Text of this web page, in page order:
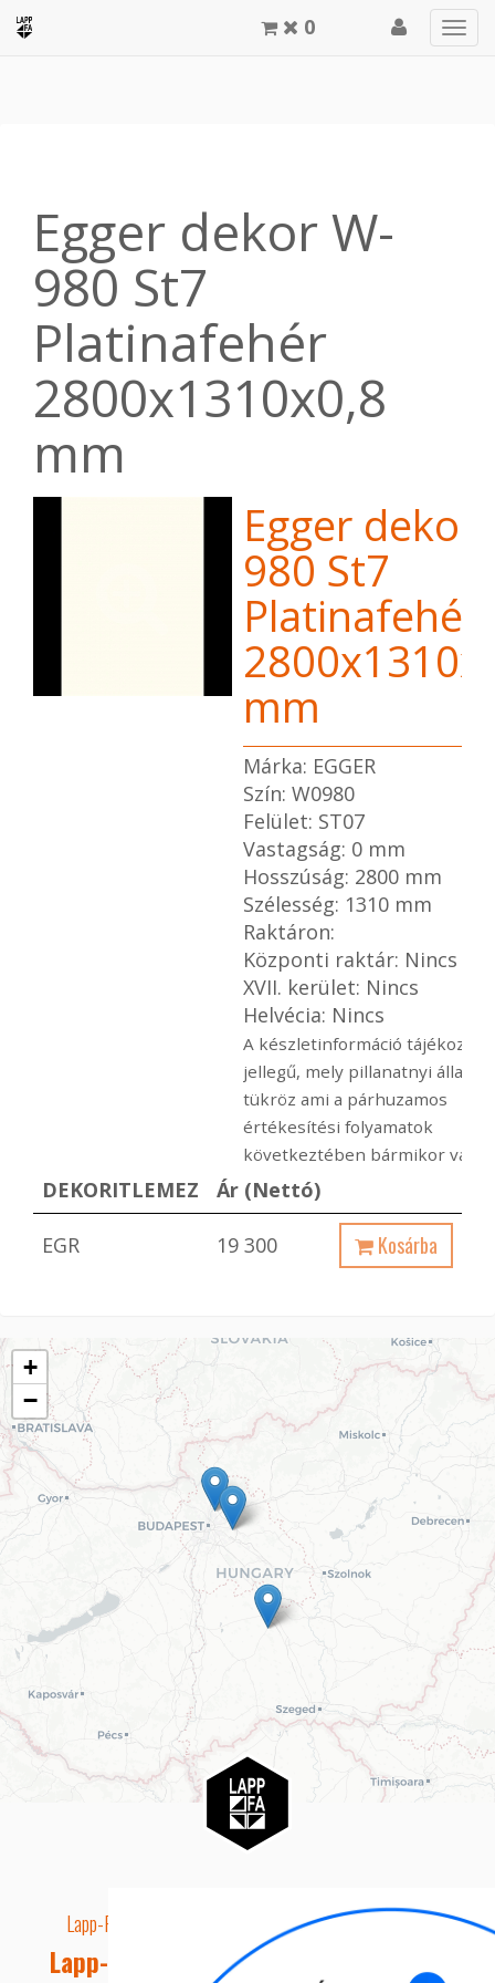
0
Egger dekor W-
980 St7
Platinafehér
2800x1310x0,8
mm
Egger dekor
980 St7
Platinafehér
mm
Márka: EGGER
Szín: W0980
Felület: ST07
Vastagság: 0 mm
Hosszúság: 2800 mm
Szélesség: 1310 mm
Raktáron:
Központi raktár: Nincs
XVII. kerület: Nincs
Helvécia: Nincs
A készletinformáció
jellegű, mely pillanatnyi
tükröz ami a párhuzamos
értékesítési folyamatok
következtében bármikor
DEKORITLEMEZ Ár (Nettó)
EGR 19 300 Kosárba
+
−
Lapp-Fa EUTR technikai azonosító száma: AA5849163
Lapp-fa Kft. Webshop Ügyfélszolgálat